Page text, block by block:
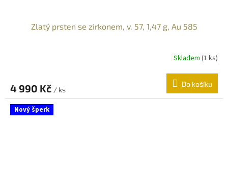
Zlatý prsten se zirkonem, v. 57, 1,47 g, Au 585
Skladem (1 ks)
4 990 Kč / ks
Do košíku
Nový šperk